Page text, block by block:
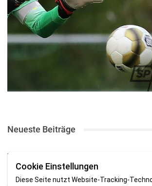
Neueste Beiträge
TSV Abbehausen: Letzter Härtetest endet mit
Niederlage
Cookie Einstellungen
Diese Seite nutzt Website-Tracking-